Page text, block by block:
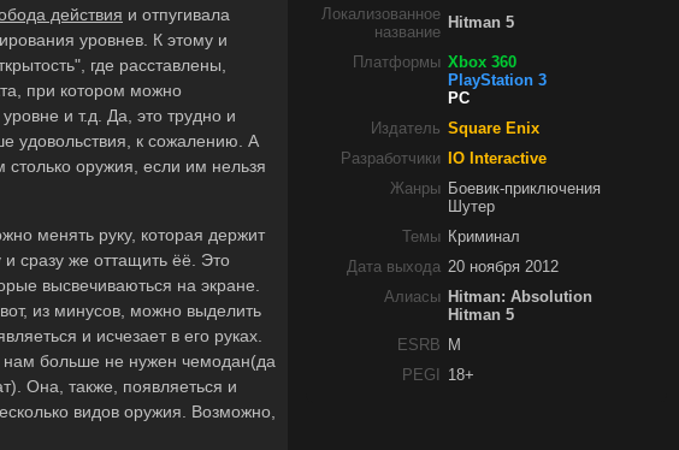
действия и отпугивала
уровнев. К этому и
где расставлены,
при котором можно
и т.д. Да, это трудно и
удовольствия, к сожалению. А
столько оружия, если им нельзя
менять руку, которая держит
сразу же оттащить ёё. Это
высвечиваються на экране.
из минусов, можно выделить
и исчезает в его руках.
больше не нужен чемодан(да
Она, также, появляеться и
видов оружия. Возможно,
Локализованное
название
Hitman 5
Платформы Xbox 360
PlayStation 3
PC
Издатель Square Enix
Разработчики
IO Interactive
Жанры Боевик-приключения
Шутер
Темы Криминал
Дата выхода 20 ноября 2012
Алиасы Hitman: Absolution
Hitman 5
ESRB
M
PEGI
18+